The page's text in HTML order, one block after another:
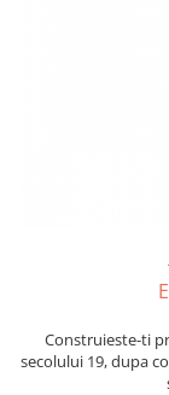
Construieste-ti
secolului 19, dupa